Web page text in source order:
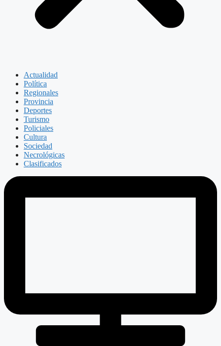
Actualidad
Política
Regionales
Provincia
Deportes
Turismo
Policiales
Cultura
Sociedad
Necrológicas
Clasificados